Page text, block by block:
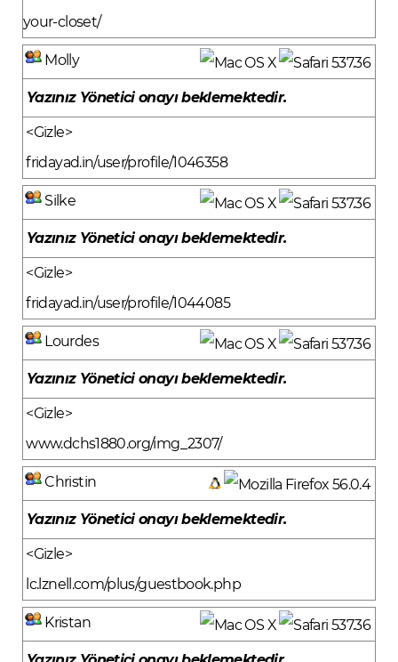
your-closet/
Molly
Yazınız Yönetici onayı beklemektedir.
<Gizle>
fridayad.in/user/profile/1046358
Silke
Yazınız Yönetici onayı beklemektedir.
<Gizle>
fridayad.in/user/profile/1044085
Lourdes
Yazınız Yönetici onayı beklemektedir.
<Gizle>
www.dchs1880.org/img_2307/
Christin
Yazınız Yönetici onayı beklemektedir.
<Gizle>
lc.lznell.com/plus/guestbook.php
Kristan